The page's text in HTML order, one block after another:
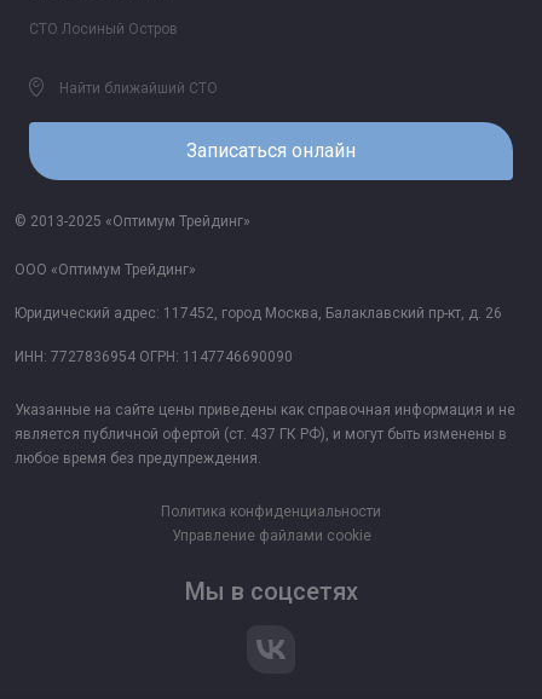
СТО Лосиный Остров
Найти ближайший СТО
Записаться онлайн
© 2013-2025 «Оптимум Трейдинг»
ООО «Оптимум Трейдинг»
Юридический адрес: 117452, город Москва, Балаклавский пр-кт, д. 26
ИНН: 7727836954 ОГРН: 1147746690090
Указанные на сайте цены приведены как справочная информация и не
является публичной офертой (ст. 437 ГК РФ), и могут быть изменены в
любое время без предупреждения.
Политика конфиденциальности
Управление файлами cookie
Мы в соцсетях